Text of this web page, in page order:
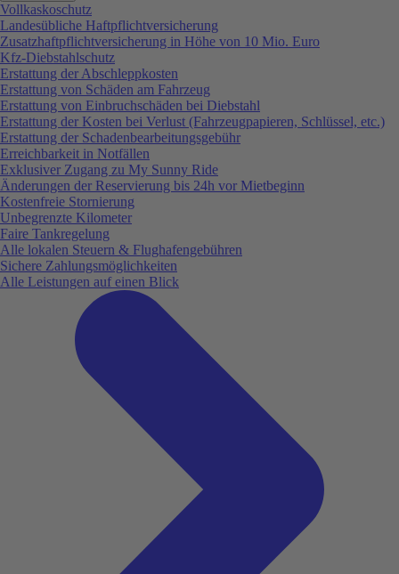
Vollkaskoschutz
Landesübliche Haftpflichtversicherung
Zusatzhaftpflichtversicherung in Höhe von 10 Mio. Euro
Kfz-Diebstahlschutz
Erstattung der Abschleppkosten
Erstattung von Schäden am Fahrzeug
Erstattung von Einbruchschäden bei Diebstahl
Erstattung der Kosten bei Verlust (Fahrzeugpapieren, Schlüssel, etc.)
Erstattung der Schadenbearbeitungsgebühr
Erreichbarkeit in Notfällen
Exklusiver Zugang zu My Sunny Ride
Änderungen der Reservierung bis 24h vor Mietbeginn
Kostenfreie Stornierung
Unbegrenzte Kilometer
Faire Tankregelung
Alle lokalen Steuern & Flughafengebühren
Sichere Zahlungsmöglichkeiten
Alle Leistungen auf einen Blick